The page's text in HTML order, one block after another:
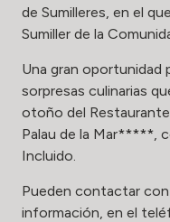
de Sumilleres, en el
Sumiller de la
Una gran oportunidad
sorpresas culinarias
otoño del
Palau de la Mar*****,
Incluido.
Pueden contactar con
información, en el